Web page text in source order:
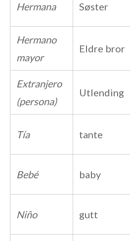
Hermana Søster
Hermano
mayor
Eldre bror
Extranjero
(persona)
Utlending
Tía tante
Bebé baby
Niño gutt